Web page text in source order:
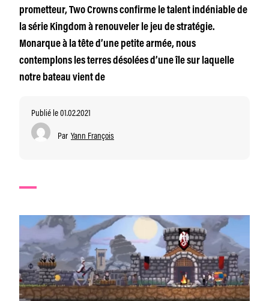
prometteur, Two Crowns confirme le talent indéniable de
la série Kingdom à renouveler le jeu de stratégie.
Monarque à la tête d’une petite armée, nous
contemplons les terres désolées d’une île sur laquelle
notre bateau vient de
Publié le 01.02.2021
Par Yann François